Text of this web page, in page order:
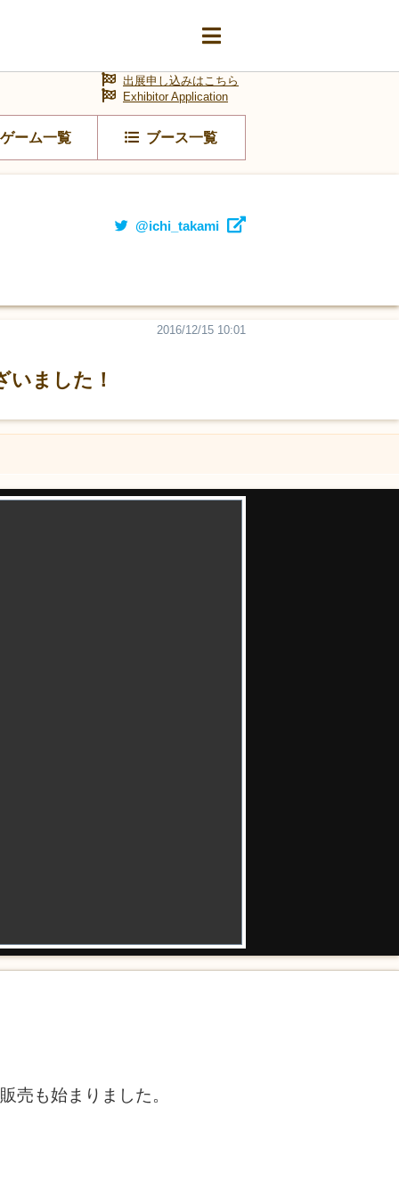
ゲーム一覧 ブース一覧
出展申し込みはこちら
Exhibitor Application
@ichi_takami
ました！
2016/12/15 10:01
売も始まりました。